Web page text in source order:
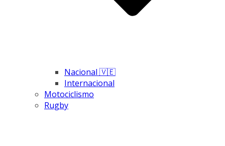
Nacional 🇻🇪
Internacional
Motociclismo
Rugby